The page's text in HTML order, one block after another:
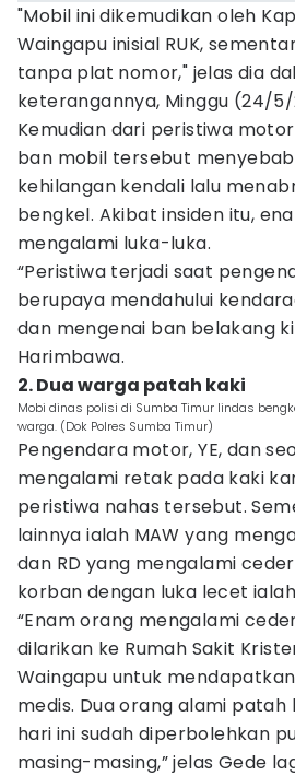
"Mobil ini dikemudikan oleh
Waingapu inisial RUK,
tanpa plat nomor," jelas dia
keterangannya, Minggu (24/
Kemudian dari peristiwa
ban mobil tersebut
kehilangan kendali lalu
bengkel. Akibat insiden itu,
mengalami luka-luka.
“Peristiwa terjadi saat
berupaya mendahului
dan mengenai ban belakang
Harimbawa.
2. Dua warga patah kaki
Mobi dinas polisi di Sumba Timur lindas
warga. (Dok Polres Sumba Timur)
Pengendara motor, YE, dan
mengalami retak pada kaki
peristiwa nahas tersebut.
lainnya ialah MAW yang
dan RD yang mengalami
korban dengan luka lecet ialah
“Enam orang mengalami
dilarikan ke Rumah Sakit
Waingapu untuk
medis. Dua orang alami patah
hari ini sudah diperbolehkan
masing-masing,” jelas Gede